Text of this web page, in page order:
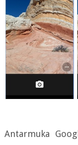
Antarmuka